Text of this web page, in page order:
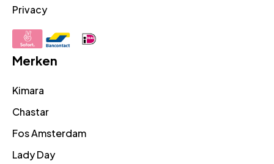
Privacy
Merken
Kimara
Chastar
Fos Amsterdam
Lady Day